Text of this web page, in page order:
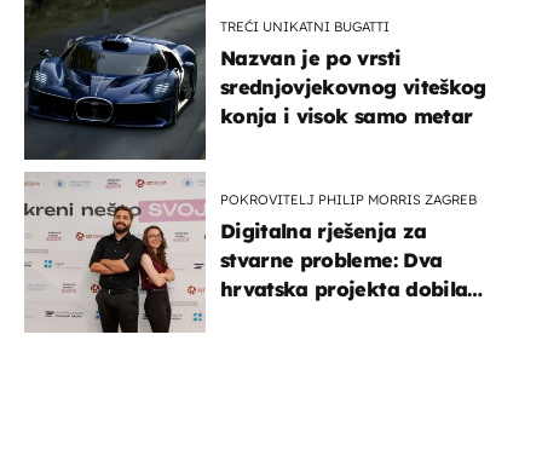
TREĆI UNIKATNI BUGATTI
Nazvan je po vrsti
srednjovjekovnog viteškog
konja i visok samo metar
POKROVITELJ PHILIP MORRIS ZAGREB
Digitalna rješenja za
stvarne probleme: Dva
hrvatska projekta dobila